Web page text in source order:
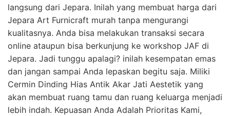
langsung dari Jepara. Inilah yang membuat harga dari
Jepara Art Furnicraft murah tanpa mengurangi
kualitasnya. Anda bisa melakukan transaksi secara
online ataupun bisa berkunjung ke workshop JAF di
Jepara. Jadi tunggu apalagi? inilah kesempatan emas
dan jangan sampai Anda lepaskan begitu saja. Miliki
Cermin Dinding Hias Antik Akar Jati Aestetik yang
akan membuat ruang tamu dan ruang keluarga menjadi
lebih indah. Kepuasan Anda Adalah Prioritas Kami,